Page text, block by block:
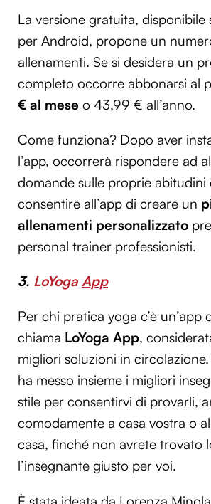
Utilizziamo i cookie per
annunci, per fornire funzionalità dei
analizzare il nostro traffico.
informazioni sul modo in cui utilizzi il
nostri partner che si occupano di
pubblicità e social media, i quali
raccolto dal tuo utilizzo dei loro servizi.
La versione gratuita, disponibile
per Android, propone un
allenamenti. Se si desidera un
completo occorre abbonarsi al
€ al mese o 43,99 € all’anno.
Come funziona? Dopo aver
l’app, occorrerà rispondere ad
domande sulle proprie abitudini
consentire all’app di creare un
allenamenti personalizzato
personal trainer professionisti.
3. LoYoga App
Per chi pratica yoga c’è un’app
chiama LoYoga App,
migliori soluzioni in circolazione.
ha messo insieme i migliori
stile per consentirvi di provarli,
comodamente a casa vostra o
casa, finché non avrete trovato
l’insegnante giusto per voi.